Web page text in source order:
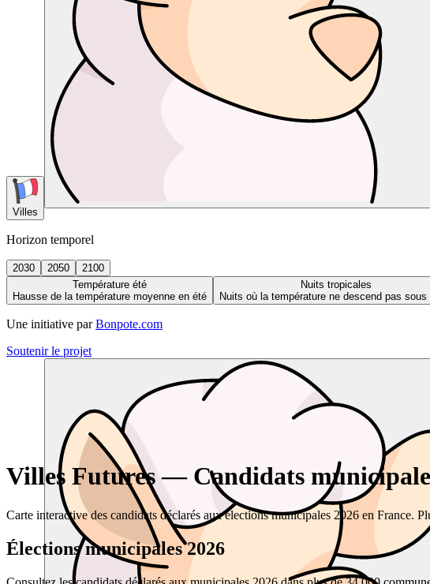
Villes
Horizon temporel
2030 2050
2100
Température été
Hausse de la température moyenne en été
Nuits tropicales
Nuits où la température ne descend pas sous
Une initiative par Bonpote.com
Soutenir le projet
Villes Futures — Candidats
Carte interactive des candidats déclarés aux élections municipales 2026 en France.
Élections municipales 2026